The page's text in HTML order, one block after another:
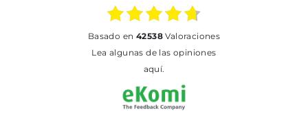
basado en 42538Valoraciones
Lea algunas de las opiniones
aquí.